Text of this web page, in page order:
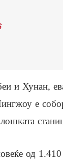
и Хунан,
е
од